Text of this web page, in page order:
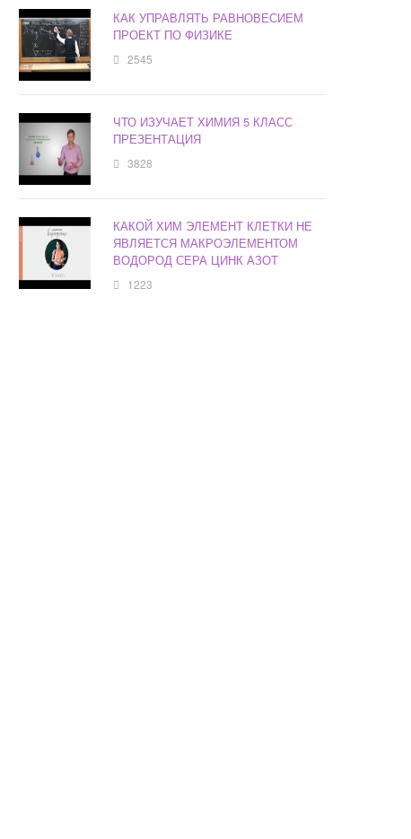
КАК УПРАВЛЯТЬ РАВНОВЕСИЕМ
ПРОЕКТ ПО ФИЗИКЕ
2545
ЧТО ИЗУЧАЕТ ХИМИЯ 5 КЛАСС
ПРЕЗЕНТАЦИЯ
3828
КАКОЙ ХИМ ЭЛЕМЕНТ КЛЕТКИ НЕ
ЯВЛЯЕТСЯ МАКРОЭЛЕМЕНТОМ
ВОДОРОД СЕРА ЦИНК АЗОТ
1223